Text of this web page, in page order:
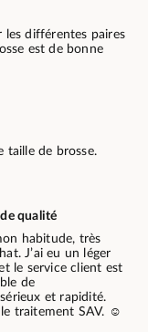
les différentes paires
est de bonne
taille de brosse.
qualité
habitude, très
J’ai eu un léger
le service client est
de
et rapidité.
traitement SAV. ☺️